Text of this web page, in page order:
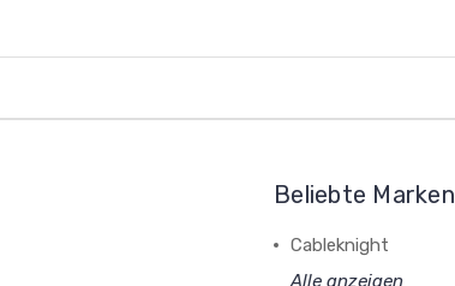
Beliebte Marken
Cableknight
Alle anzeigen